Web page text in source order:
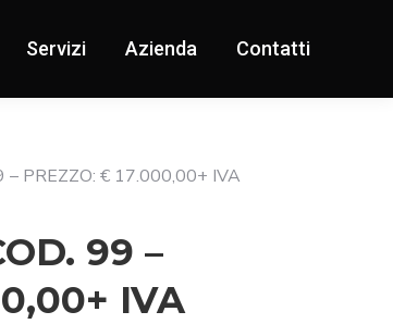
Servizi Azienda Contatti
PREZZO: € 17.000,00+ IVA
99 –
IVA